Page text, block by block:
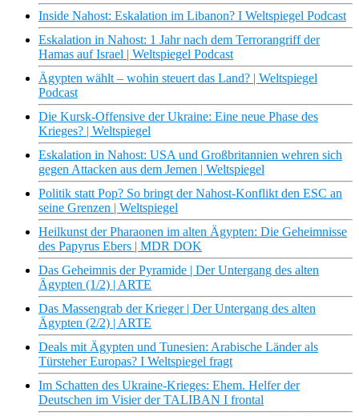
Inside Nahost: Eskalation im Libanon? I Weltspiegel Podcast
Eskalation in Nahost: 1 Jahr nach dem Terrorangriff der
Hamas auf Israel | Weltspiegel Podcast
Ägypten wählt – wohin steuert das Land? | Weltspiegel
Podcast
Die Kursk-Offensive der Ukraine: Eine neue Phase des
Krieges? | Weltspiegel
Eskalation in Nahost: USA und Großbritannien wehren sich
gegen Attacken aus dem Jemen | Weltspiegel
Politik statt Pop? So bringt der Nahost-Konflikt den ESC an
seine Grenzen | Weltspiegel
Heilkunst der Pharaonen im alten Ägypten: Die Geheimnisse
des Papyrus Ebers | MDR DOK
Das Geheimnis der Pyramide | Der Untergang des alten
Ägypten (1/2) | ARTE
Das Massengrab der Krieger | Der Untergang des alten
Ägypten (2/2) | ARTE
Deals mit Ägypten und Tunesien: Arabische Länder als
Türsteher Europas? I Weltspiegel fragt
Im Schatten des Ukraine-Krieges: Ehem. Helfer der
Deutschen im Visier der TALIBAN I frontal